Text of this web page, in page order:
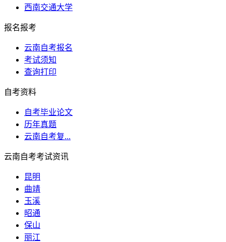
西南交通大学
报名报考
云南自考报名
考试须知
查询打印
自考资料
自考毕业论文
历年真题
云南自考复...
云南自考考试资讯
昆明
曲靖
玉溪
昭通
保山
丽江